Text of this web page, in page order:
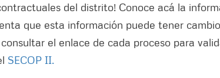
del distrito! Conoce acá la
que esta información puede tener
el enlace de cada proceso para
SECOP II.